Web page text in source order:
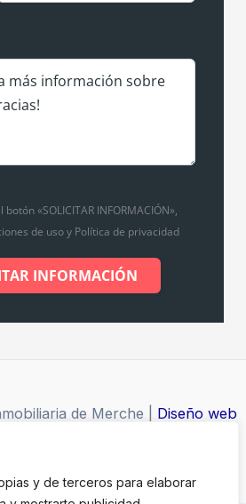
y de terceros para elaborar
«SOLICITAR INFORMACIÓN»,
de uso y Política de privacidad
INFORMACIÓN
de Merche | Diseño web